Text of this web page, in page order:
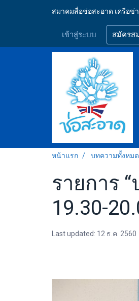
สมาคมสื่อช่อสะอาด เครือข่
เข้าสู่ระบบ สมัครส
หน้าแรก บทความทั้งหมด
รายการ
19.30-
Last updated: 12 ธ.ค. 2560